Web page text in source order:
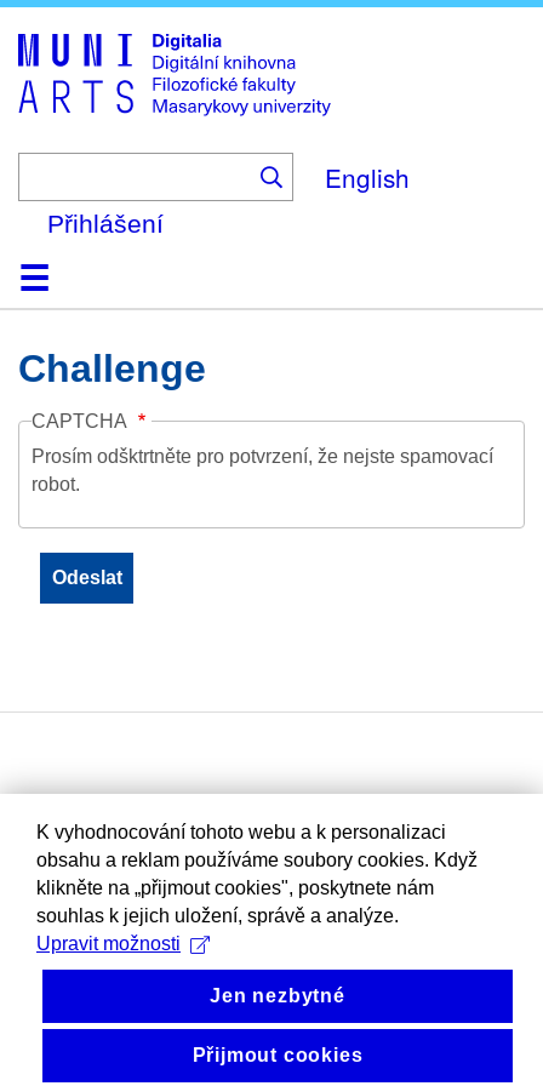
to
main
content
English
Přihlášení
DomůKolekce
Prohlížení
Vyhledávání
O platformě
Nápověda
KontaktDigitalia
Challenge
CAPTCHA
Prosím odšktrtněte pro potvrzení, že nejste spamovací
robot.
K vyhodnocování tohoto webu a k personalizaci
obsahu a reklam používáme soubory cookies. Když
klikněte na „přijmout cookies", poskytnete nám
souhlas k jejich uložení, správě a analýze.
Upravit možnosti
Jen nezbytné
Přijmout cookies